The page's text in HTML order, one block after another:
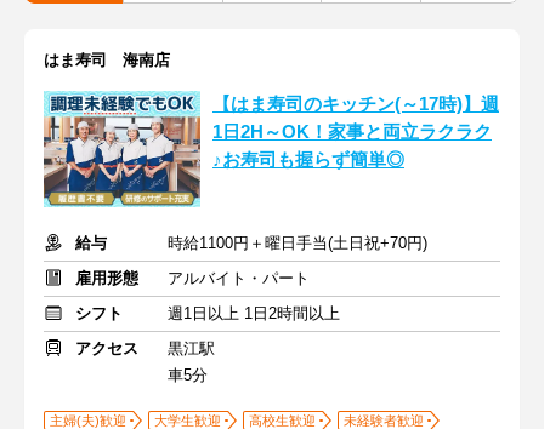
はま寿司 海南店
【はま寿司のキッチン(～17時)】週
1日2H～OK！家事と両立ラクラク
♪お寿司も握らず簡単◎
給与
時給1100円＋曜日手当(土日祝+70円)
雇用形態
アルバイト・パート
シフト
週1日以上 1日2時間以上
アクセス
黒江駅
車5分
主婦(夫)歓迎 大学生歓迎 高校生歓迎
未経験者歓迎